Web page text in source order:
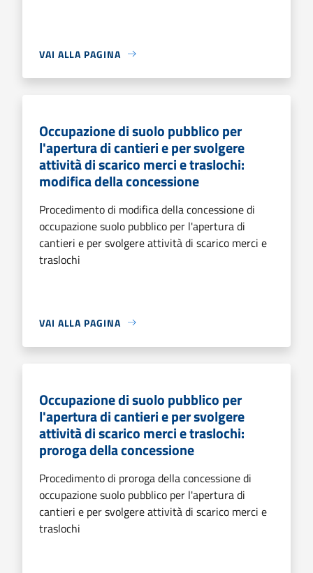
VAI ALLA PAGINA
Occupazione di suolo pubblico per
l'apertura di cantieri e per svolgere
attività di scarico merci e traslochi:
modifica della concessione
Procedimento di modifica della concessione di
occupazione suolo pubblico per l'apertura di
cantieri e per svolgere attività di scarico merci e
traslochi
VAI ALLA PAGINA
Occupazione di suolo pubblico per
l'apertura di cantieri e per svolgere
attività di scarico merci e traslochi:
proroga della concessione
Procedimento di proroga della concessione di
occupazione suolo pubblico per l'apertura di
cantieri e per svolgere attività di scarico merci e
traslochi